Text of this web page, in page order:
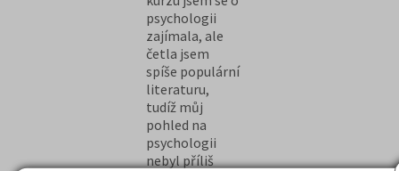
psychologii
zajímala, ale
četla jsem
spíše populární
literaturu,
tudíž můj
pohled na
psychologii
nebyl příliš